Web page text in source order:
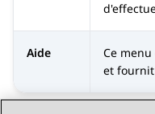
Aide
Ce
et fournit